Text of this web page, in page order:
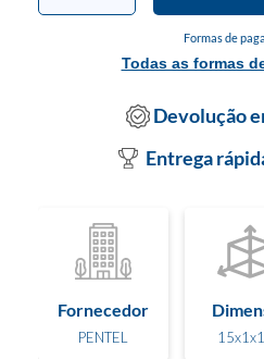
Formas de
Todas as formas
Devolução
Entrega
Fornecedor
PENTEL